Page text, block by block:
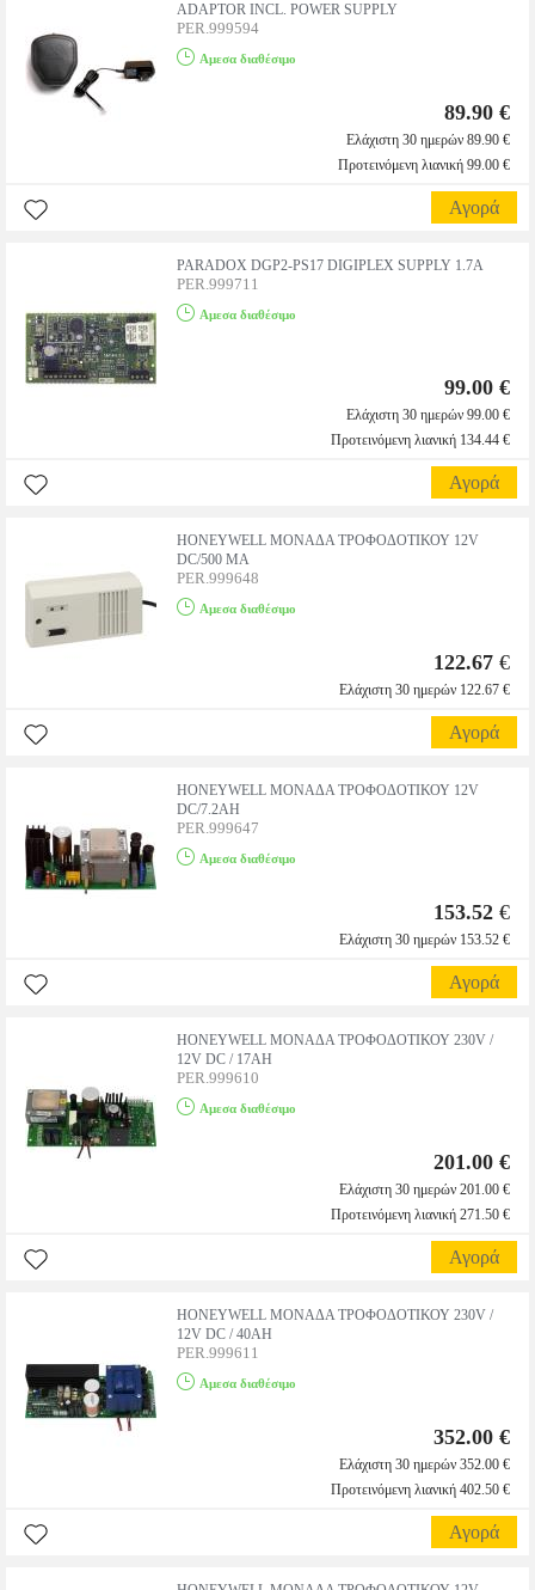
ADAPTOR INCL. POWER SUPPLY
PER.999594
Αμεσα διαθέσιμο
89.90 €
Ελάχιστη 30 ημερών 89.90 €
Προτεινόμενη λιανική 99.00 €
Αγορά
PARADOX DGP2-PS17 DIGIPLEX SUPPLY 1.7A
PER.999711
Αμεσα διαθέσιμο
99.00 €
Ελάχιστη 30 ημερών 99.00 €
Προτεινόμενη λιανική 134.44 €
Αγορά
HONEYWELL ΜΟΝΑΔΑ ΤΡΟΦΟΔΟΤΙΚΟΥ 12V
DC/500 MA
PER.999648
Αμεσα διαθέσιμο
122.67 €
Ελάχιστη 30 ημερών 122.67 €
Αγορά
HONEYWELL ΜΟΝΑΔΑ ΤΡΟΦΟΔΟΤΙΚΟΥ 12V
DC/7.2AH
PER.999647
Αμεσα διαθέσιμο
153.52 €
Ελάχιστη 30 ημερών 153.52 €
Αγορά
HONEYWELL ΜΟΝΑΔΑ ΤΡΟΦΟΔΟΤΙΚΟΥ 230V /
12V DC / 17AH
PER.999610
Αμεσα διαθέσιμο
201.00 €
Ελάχιστη 30 ημερών 201.00 €
Προτεινόμενη λιανική 271.50 €
Αγορά
HONEYWELL ΜΟΝΑΔΑ ΤΡΟΦΟΔΟΤΙΚΟΥ 230V /
12V DC / 40AH
PER.999611
Αμεσα διαθέσιμο
352.00 €
Ελάχιστη 30 ημερών 352.00 €
Προτεινόμενη λιανική 402.50 €
Αγορά